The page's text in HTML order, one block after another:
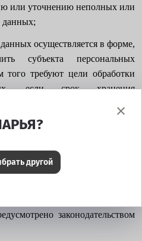
или уточнению неполных или
данных;
осуществляется в форме,
субъекта персональных
требуют цели обработки
если срок хранения
стороной которого,
или поручителем по которому
данные уничтожаются
законодательством
другой